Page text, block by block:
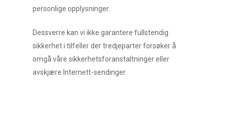
personlige opplysninger.
Dessverre kan vi ikke garantere fullstendig
sikkerhet i tilfeller der tredjeparter forsøker å
omgå våre sikkerhetsforanstaltninger eller
avskjære Internett-sendinger.